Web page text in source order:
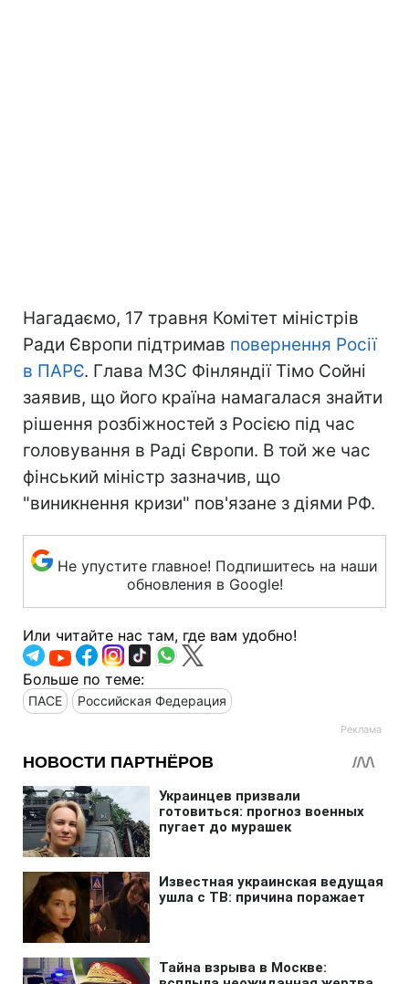
Нагадаємо, 17 травня Комітет міністрів
Ради Європи підтримав повернення Росії
в ПАРЄ. Глава МЗС Фінляндії Тімо Сойні
заявив, що його країна намагалася знайти
рішення розбіжностей з Росією під час
головування в Раді Європи. В той же час
фінський міністр зазначив, що
"виникнення кризи" пов'язане з діями РФ.
Не упустите главное! Подпишитесь на наши
обновления в Google!
Или читайте нас там, где вам удобно!
Больше по теме:
ПАСЕ Российская Федерация